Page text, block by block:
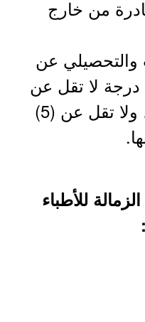
من خارج
والتحصيلي عن
درجة لا تقل عن
(5.5) في اختبار IELTS، ولا تقل عن (5)
في الزمالة للأطباء